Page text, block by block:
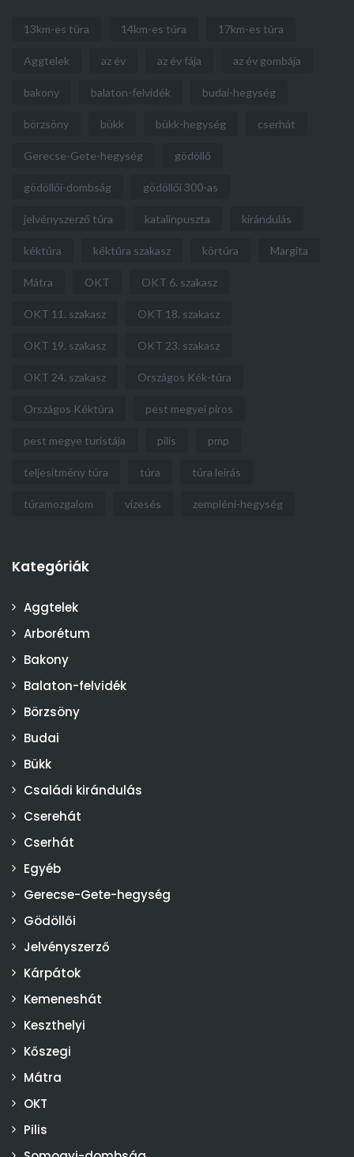
13km-es túra 14km-es túra 17km-es túra
Aggtelek az év az év fája az év gombája
bakony balaton-felvidék budai-hegység
börzsöny bükk bükk-hegység cserhát
Gerecse-Gete-hegység gödöllő
gödöllői-dombság gödöllői 300-as
jelvényszerző túra katalinpuszta kirándulás
kéktúra kéktúra szakasz körtúra Margita
Mátra OKT OKT 6. szakasz
OKT 11. szakasz OKT 18. szakasz
OKT 19. szakasz OKT 23. szakasz
OKT 24. szakasz Országos Kék-túra
Országos Kéktúra pest megyei piros
pest megye turistája pilis pmp
teljesítmény túra túra túra leírás
túramozgalom vízesés zempléni-hegység
Kategóriák
Aggtelek
Arborétum
Bakony
Balaton-felvidék
Börzsöny
Budai
Bükk
Családi kirándulás
Cserehát
Cserhát
Egyéb
Gerecse-Gete-hegység
Gödöllői
Jelvényszerző
Kárpátok
Kemeneshát
Keszthelyi
Kőszegi
Mátra
OKT
Pilis